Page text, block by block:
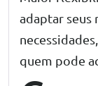
adaptar seus
quem pode